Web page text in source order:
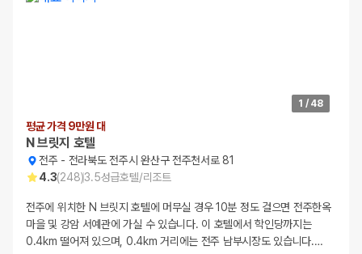
1 / 48
평균 가격 9만원 대
N 브릿지 호텔
전주 - 전라북도 전주시 완산구 전주천서로 81
4.3(248)3.5성급호텔/리조트
전주에 위치한 N 브릿지 호텔에 머무실 경우 10분 정도 걸으면 전주한옥
마을 및 강암 서예관에 가실 수 있습니다. 이 호텔에서 학인당까지는
0.4km 떨어져 있으며, 0.4km 거리에는 전주 남부시장도 있습니다.…